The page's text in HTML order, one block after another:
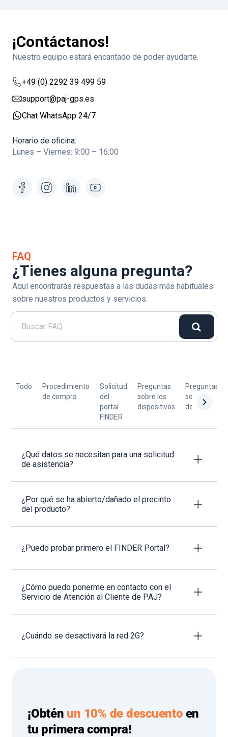
¡Contáctanos!
Nuestro equipo estará encantado de poder ayudarte.
+49 (0) 2292 39 499 59
support@paj-gps.es
Chat WhatsApp 24/7
Horario de oficina:
Lunes – Viernes: 9:00 – 16:00
FAQ
¿Tienes alguna pregunta?
Aquí encontrarás respuestas a las dudas más habituales
sobre nuestros productos y servicios.
Todo
Procedimiento
de compra
Solicitud
del
portal
FINDER
Preguntas
sobre los
dispositivos
Preguntas
sobre
devoluciones
¿Qué datos se necesitan para una solicitud
de asistencia?
¿Por qué se ha abierto/dañado el precinto
del producto?
¿Puedo probar primero el FINDER Portal?
¿Cómo puedo ponerme en contacto con el
Servicio de Atención al Cliente de PAJ?
¿Cuándo se desactivará la red 2G?
¡Obtén un 10% de descuentoen
tu primera compra!